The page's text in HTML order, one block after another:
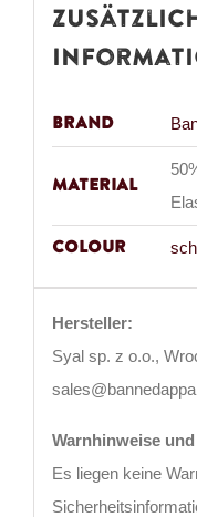
Brand
Material
Colour
Hersteller:
Syal sp. z o.o.,
Warnhinweise
Es liegen keine